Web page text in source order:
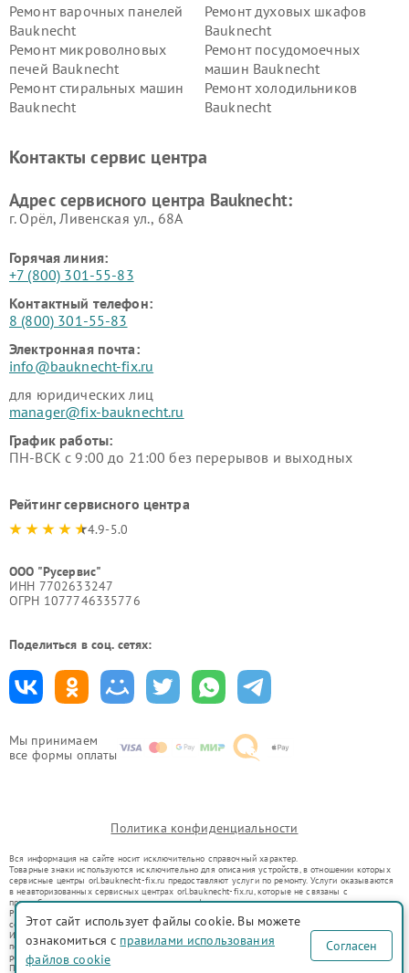
Мы принимаем
все формы оплаты
Ремонт варочных панелей
Bauknecht
Ремонт духовых шкафов
Bauknecht
Ремонт микроволновых
печей Bauknecht
Ремонт посудомоечных
машин Bauknecht
Ремонт стиральных машин
Bauknecht
Ремонт холодильников
Bauknecht
Контакты сервис центра
Адрес сервисного центра Bauknecht:
г. Орёл, Ливенская ул., 68А
Горячая линия:
+7 (800) 301-55-83
Контактный телефон:
8 (800) 301-55-83
Электронная почта:
info@bauknecht-fix.ru
для юридических лиц
manager@fix-bauknecht.ru
График работы:
ПН-ВСК с 9:00 до 21:00 без перерывов и выходных
Рейтинг сервисного центра
4.9-5.0
ООО "Русервис"
ИНН 7702633247
ОГРН 1077746335776
Поделиться в соц. сетях:
Политика конфиденциальности
Вся информация на сайте носит исключительно справочный характер.
Товарные знаки используются исключительно для описания устройств, в отношении которых
сервисные центры orl.bauknecht-fix.ru предоставляют услуги по ремонту. Услуги оказываются
в неавторизованных сервисных центрах orl.bauknecht-fix.ru, которые не связаны с
правообладателями товарных знаков или их официальными представителями.
Ремонт осуществляется для устройств, уже введенных в гражданский оборот в соответствии
со статьей 1487 ГК РФ.
Использование товарных знаков не преследует цели индивидуализации услуг или введения
потребителей в заблуждение, а служит для информирования о предоставляемых услугах по
ремонту техники указанных брендов.
Представленная на сайте информация не является публичной офертой, определяемой
Этот сайт использует файлы cookie. Вы можете
ознакомиться с правилами использования
файлов cookie
Согласен